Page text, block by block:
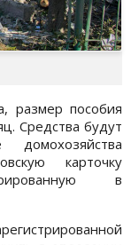
размер пособия
Средства будут
домохозяйства
карточку
в